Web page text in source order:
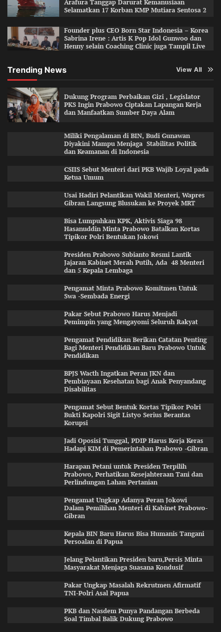
Arafura Tanggap Darurat Kemanusiaan
Selamatkan 17 Korban KMP Mutiara Sentosa 2
Founder plus CEO Born Star Indonesia – Korea
Sabrina Irene : Artis K Pop Idol Gunwoo dan
Henny selain Coaching Clinic juga Tampil Live
Trending News View All
Dukung Program Perbaikan Gizi , Legislator
PKS Ingin Prabowo Ciptakan Lapangan Kerja
dan Manfaatkan Sumber Daya Alam
Miliki Pengalaman di BIN, Budi Gunawan
Diyakini Mampu Menjaga Stabilitas Politik
dan Keamanan di Indonesia
CSIIS Sebut Menteri dari PKB Wajib Loyal pada
Ketua Umum
Usai Hadiri Pelantikan Wakil Menteri, Wapres
Gibran Langsung Blusukan ke Proyek MRT
Bisa Lumpuhkan KPK, Aktivis Siaga 98
Hasanuddin Minta Prabowo Batalkan Kortas
Tipikor Polri Bentukan Jokowi
Presiden Prabowo Subianto Resmi Lantik
Jajaran Kabinet Merah Putih, Ada 48 Menteri
dan 5 Kepala Lembaga
Pengamat Minta Prabowo Komitmen Untuk
Swa -Sembada Energi
Pakar Sebut Prabowo Harus Menjadi
Pemimpin yang Mengayomi Seluruh Rakyat
Pengamat Pendidikan Berikan Catatan Penting
Bagi Menteri Pendidikan Baru Prabowo Untuk
Pendidikan
BPJS Wacth Ingatkan Peran JKN dan
Pembiayaan Kesehatan bagi Anak Penyandang
Disabilitas
Pengamat Sebut Bentuk Kortas Tipikor Polri
Bukti Kapolri Sigit Listyo Serius Berantas
Korupsi
Jadi Oposisi Tunggal, PDIP Harus Kerja Keras
Hadapi KIM di Pemerintahan Prabowo -Gibran
Harapan Petani untuk Presiden Terpilih
Prabowo, Perhatikan Kesejahteraan Tani dan
Perlindungan Lahan Pertanian
Pengamat Ungkap Adanya Peran Jokowi
Dalam Pemilihan Menteri di Kabinet Prabowo-
Gibran
Kepala BIN Baru Harus Bisa Humanis Tangani
Persoalan di Papua
Jelang Pelantikan Presiden baru,Persis Minta
Masyarakat Menjaga Suasana Kondusif
Pakar Ungkap Masalah Rekrutmen Afirmatif
TNI-Polri Asal Papua
PKB dan Nasdem Punya Pandangan Berbeda
Soal Timbal Balik Dukung Prabowo